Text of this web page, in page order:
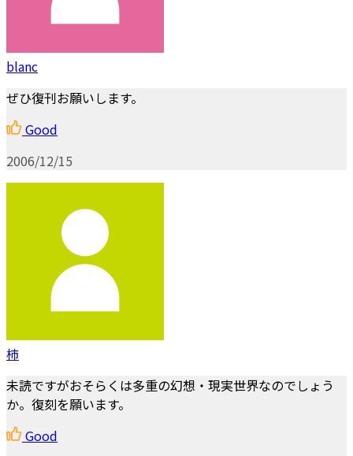
blanc
ぜひ復刊お願いします。
Good
2006/12/15
柿
未読ですがおそらくは多重の幻想・現実世界なのでしょう
か。復刻を願います。
Good